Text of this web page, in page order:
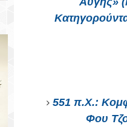
551 π.Χ.:
Φου